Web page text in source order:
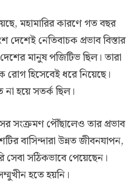
মহামারির কারণে গত বছর
দেশেই নেতিবাচক প্রভাব বিস্তার
মানুষ পজিটিভ ছিল। তারা
রোগ হিসেবেই ধরে নিয়েছে।
হয়ে সতর্ক ছিল।
সংক্রমণ পৌঁছালেও তার প্রভাব
বাসিন্দারা উন্নত জীবনযাপন,
সেবা সঠিকভাবে পেয়েছেন।
হতে হয়নি।